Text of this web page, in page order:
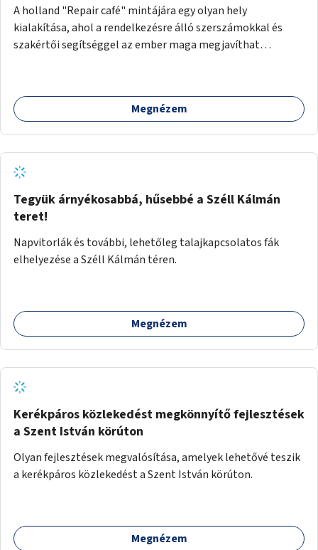
A holland "Repair café" mintájára egy olyan hely
kialakítása, ahol a rendelkezésre álló szerszámokkal és
szakértői segítséggel az ember maga megjavíthat
egymásnak, megosszák tudásukat.
Megnézem
Tegyük árnyékosabbá, hűsebbé a Széll Kálmán
teret!
Napvitorlák és további, lehetőleg talajkapcsolatos fák
elhelyezése a Széll Kálmán téren.
Megnézem
Kerékpáros közlekedést megkönnyítő fejlesztések
a Szent István körúton
Olyan fejlesztések megvalósítása, amelyek lehetővé teszik
a kerékpáros közlekedést a Szent István körúton.
Megnézem